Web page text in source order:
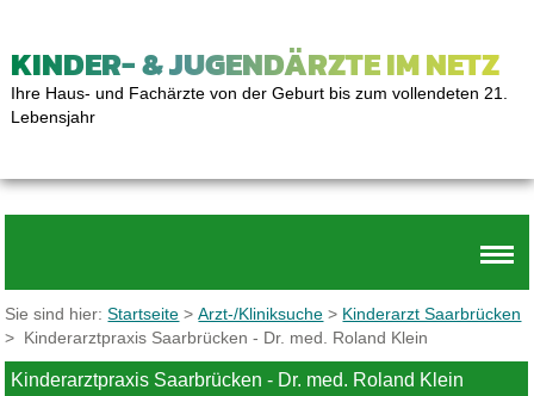
KINDER- & JUGENDÄRZTE IM NETZ
Ihre Haus- und Fachärzte von der Geburt bis zum vollendeten 21.
Lebensjahr
Sie sind hier:Startseite >Arzt-/Kliniksuche > Kinderarzt Saarbrücken
> Kinderarztpraxis Saarbrücken - Dr. med. Roland Klein
Kinderarztpraxis Saarbrücken - Dr. med. Roland Klein